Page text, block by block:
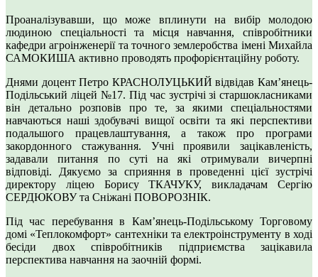
Проаналізувавши, що може вплинути на вибір молодою
людиною спеціальності та місця навчання, співробітники
кафедри агроінженерії та точного землеробства імені Михайла
САМОКИША активно проводять профорієнтаційну роботу.
Днями доцент Петро КРАСНОЛУЦЬКИЙ відвідав Кам’янець-
Подільський ліцей №17. Під час зустрічі зі старшокласниками
він детально розповів про те, за якими спеціальностями
навчаються наші здобувачі вищої освіти та які перспективи
подальшого працевлаштування, а також про програми
закордонного стажування. Учні проявили зацікавленість,
задавали питання по суті на які отримували вичерпні
відповіді. Дякуємо за сприяння в проведенні цієї зустрічі
директору ліцею Борису ТКАЧУКУ, викладачам Сергію
СЕРДЮКОВУ та Сніжані ПОВОРОЗНІК.
Під час перебування в Кам’янець-Подільському Торговому
домі «Теплокомфорт» сантехніки та електроінструменту в ході
бесіди двох співробітників підприємства зацікавила
перспектива навчання на заочній формі.